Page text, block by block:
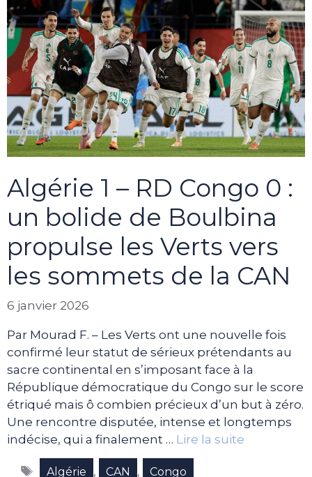
Algérie 1 – RD Congo 0 :
un bolide de Boulbina
propulse les Verts vers
les sommets de la CAN
6 janvier 2026
Par Mourad F. – Les Verts ont une nouvelle fois
confirmé leur statut de sérieux prétendants au
sacre continental en s’imposant face à la
République démocratique du Congo sur le score
étriqué mais ô combien précieux d’un but à zéro.
Une rencontre disputée, intense et longtemps
indécise, qui a finalement … Lire la suite
Étiquettes
Algérie , CAN , Congo